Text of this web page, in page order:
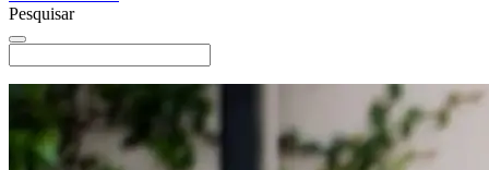
Pesquisar